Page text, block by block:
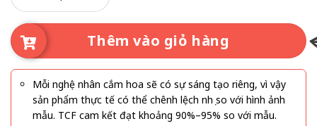
Thêm vào giỏ hàng
Mỗi nghệ nhân cắm hoa sẽ có sự sáng tạo riêng, vì vậy
sản phẩm thực tế có thể chênh lệch nhẹ so với hình ảnh
mẫu. TCF cam kết đạt khoảng 90%–95% so với mẫu.